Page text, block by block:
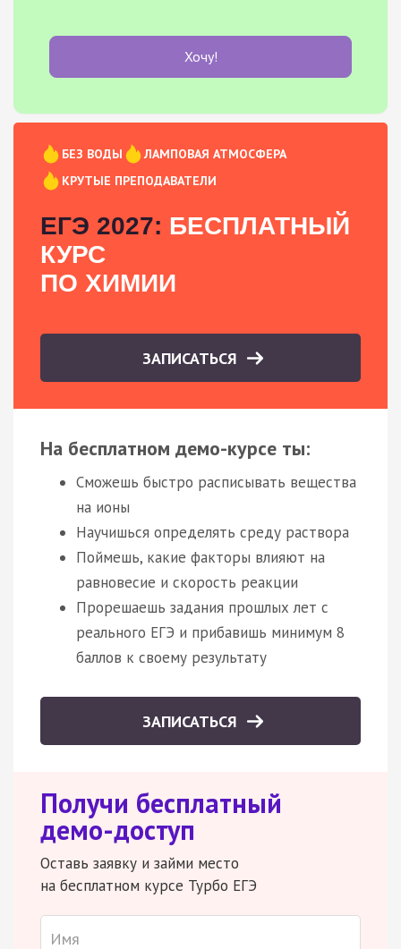
Хочу!
БЕЗ ВОДЫ
ЛАМПОВАЯ АТМОСФЕРА
КРУТЫЕ ПРЕПОДАВАТЕЛИ
ЕГЭ 2027: БЕСПЛАТНЫЙ
КУРС
ПО ХИМИИ
ЗАПИСАТЬСЯ
На бесплатном демо-курсе ты:
Сможешь быстро расписывать вещества
на ионы
Научишься определять среду раствора
Поймешь, какие факторы влияют на
равновесие и скорость реакции
Прорешаешь задания прошлых лет с
реального ЕГЭ и прибавишь минимум 8
баллов к своему результату
ЗАПИСАТЬСЯ
Получи бесплатный
демо-доступ
Оставь заявку и займи место
на бесплатном курсе Турбо ЕГЭ